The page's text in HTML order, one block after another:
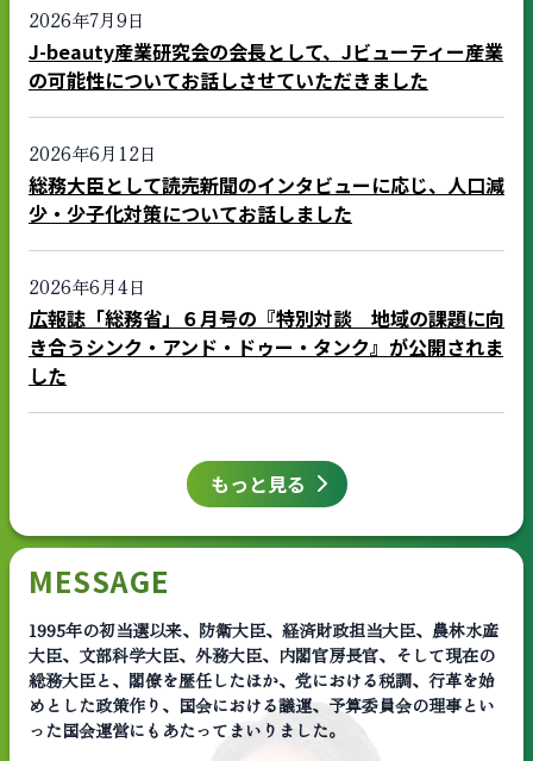
2026年7月9日
J-beauty産業研究会の会長として、Jビューティー産業
の可能性についてお話しさせていただきました
2026年6月12日
総務大臣として読売新聞のインタビューに応じ、人口減
少・少子化対策についてお話しました
2026年6月4日
広報誌「総務省」６月号の『特別対談 地域の課題に向
き合うシンク・アンド・ドゥー・タンク』が公開されま
した
もっと見る
MESSAGE
1995年の初当選以来、防衛大臣、経済財政担当大臣、農林水産
大臣、文部科学大臣、外務大臣、内閣官房長官、そして現在の
総務大臣と、閣僚を歴任したほか、党における税調、行革を始
めとした政策作り、国会における議運、予算委員会の理事とい
った国会運営にもあたってまいりました。